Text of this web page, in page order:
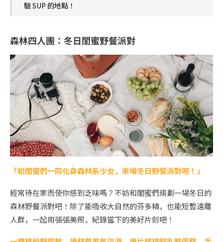
驗 SUP 的地點！
森林四人團：冬日閨蜜野餐派對
「和閨蜜們一同化身森林系少女，來場冬日野餐派對吧！」
經常待在家而使你感到乏味嗎？不妨和閨蜜們規劃一場冬日的
森林野餐派對吧！除了能吸收大自然的芬多精，也能短暫遠離
人群，一起用張張美照，紀錄當下的美好片刻吧！